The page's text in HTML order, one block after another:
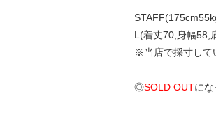
L(着丈70,身幅58,
※当店で採寸して
◎SOLD OUTにな